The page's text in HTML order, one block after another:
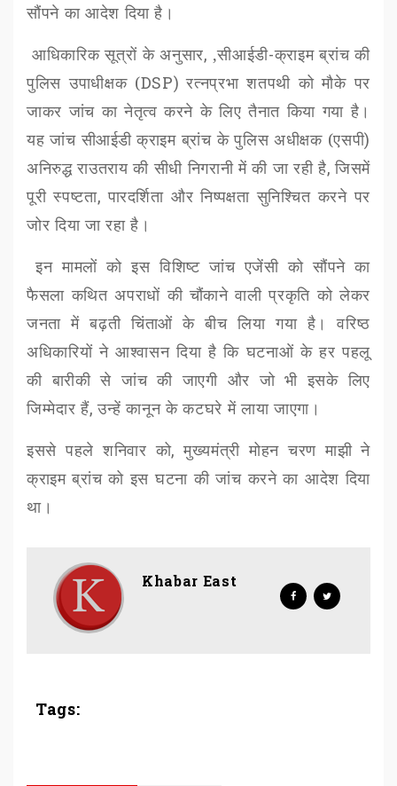
सौंपने का आदेश दिया है।
आधिकारिक सूत्रों के अनुसार, ,सीआईडी-क्राइम ब्रांच की
पुलिस उपाधीक्षक (DSP)रत्नप्रभा शतपथी को मौके पर
जाकर जांच का नेतृत्व करने के लिए तैनात किया गया है।
यह जांचसीआईडी क्राइम ब्रांच के पुलिस अधीक्षक (एसपी)
अनिरुद्ध राउतराय की सीधी निगरानी में की जा रही है,जिसमें
पूरी स्पष्टता,पारदर्शिता और निष्पक्षता सुनिश्चित करने पर
जोर दिया जा रहा है।
इन मामलों को इस विशिष्ट जांच एजेंसी को सौंपने का
फैसला कथित अपराधों की चौंकाने वाली प्रकृति को लेकर
जनता में बढ़ती चिंताओं के बीच लिया गया है। वरिष्ठ
अधिकारियों ने आश्वासन दिया है कि घटनाओं के हर पहलू
की बारीकी से जांच की जाएगी और जो भी इसके लिए
जिम्मेदार हैं,उन्हें कानून के कटघरे में लाया जाएगा।
इससे पहले शनिवार को,मुख्यमंत्री मोहन चरण माझी ने
क्राइम ब्रांच को इस घटना की जांच करने का आदेश दिया
था।
Khabar East
Tags: